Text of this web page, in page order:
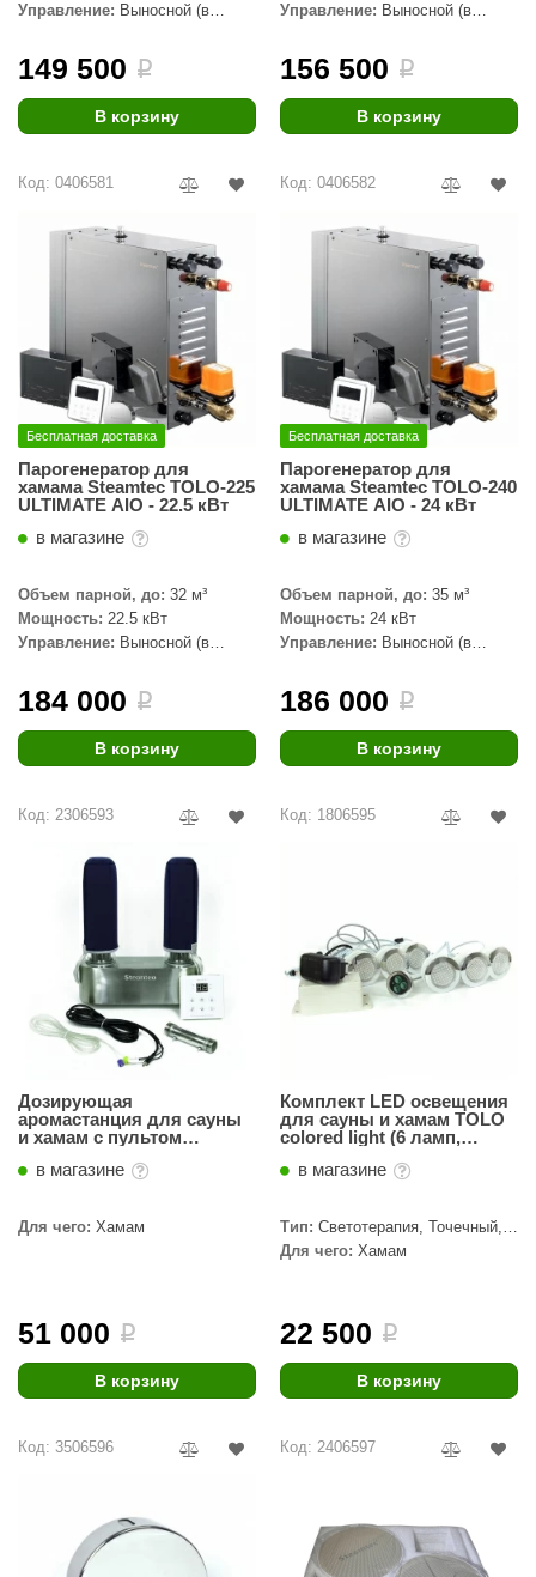
Управление: Выносной (в
149 500 i
В корзину
Управление: Выносной (в
156 500 i
В корзину
Код: 0406581
Бесплатная доставка
Парогенератор для
хамама Steamtec TOLO-225
ULTIMATE AIO - 22.5 кВт
в магазине
Объем парной, до: 32 м³
Мощность: 22.5 кВт
Управление: Выносной (в
184 000 i
В корзину
Код: 0406582
Бесплатная доставка
Парогенератор для
хамама Steamtec TOLO-240
ULTIMATE AIO - 24 кВт
в магазине
Объем парной, до: 35 м³
Мощность: 24 кВт
Управление: Выносной (в
186 000 i
В корзину
Код: 2306593
Дозирующая
аромастанция для сауны
и хамам с пультом
TOLO AP 02 aroma pump
в магазине
Для чего: Хамам
51 000 i
В корзину
Код: 1806595
Комплект LED освещения
для сауны и хамам TOLO
colored light (6 ламп,
трансформатор)
в магазине
Тип: Светотерапия, Точечный,
Светодиодная
Для чего: Хамам
22 500 i
В корзину
Код: 3506596 Код: 2406597